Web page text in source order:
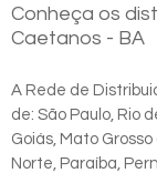
Conheça os
Caetanos - BA
A Rede de
de: São Paulo, Rio
Goiás, Mato
Norte, Paraíba,